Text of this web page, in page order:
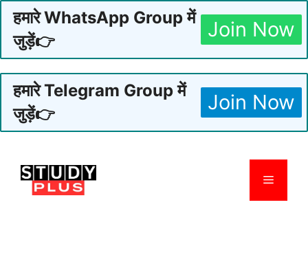
हमारे WhatsApp Group में
जुड़ें👉
Join Now
हमारे Telegram Group में
जुड़ें👉
Join Now
content
Menu